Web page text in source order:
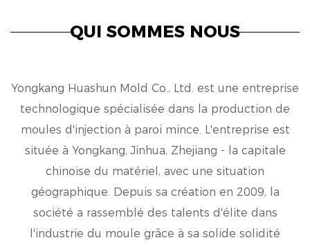
QUI SOMMES NOUS
Yongkang Huashun Mold Co., Ltd. est une entreprise
technologique spécialisée dans la production de
moules d'injection à paroi mince. L'entreprise est
située à Yongkang, Jinhua, Zhejiang - la capitale
chinoise du matériel, avec une situation
géographique. Depuis sa création en 2009, la
société a rassemblé des talents d'élite dans
l'industrie du moule grâce à sa solide solidité